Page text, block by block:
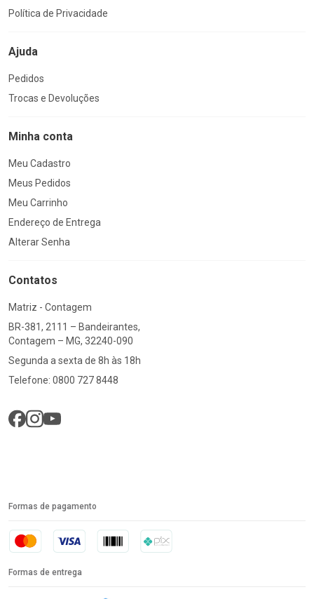
Política de Privacidade
Ajuda
Pedidos
Trocas e Devoluções
Minha conta
Meu Cadastro
Meus Pedidos
Meu Carrinho
Endereço de Entrega
Alterar Senha
Contatos
Matriz - Contagem
BR-381, 2111 – Bandeirantes,
Contagem – MG, 32240-090
Segunda a sexta de 8h às 18h
Telefone: 0800 727 8448
Formas de pagamento
Formas de entrega